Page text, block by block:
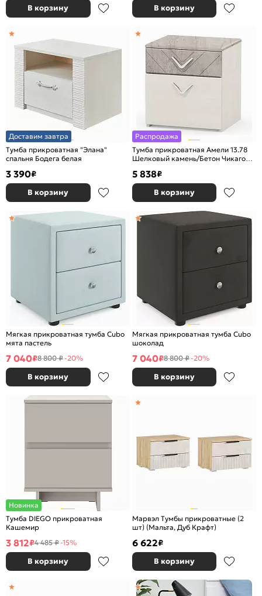
В корзину В корзину
Доставим завтра
Тумба прикроватная "Элана"
спальня Бодега белая
3 390₽
В корзину
Распродажа
Тумба прикроватная Амели 13.78
Шелковый камень/Бетон Чикаго
5 838₽
В корзину
Мягкая прикроватная тумба Cubo
мята пастель
7 040₽8 800 ₽-20%
В корзину
Мягкая прикроватная тумба Cubo
шоколад
7 040₽8 800 ₽-20%
В корзину
Новинка
Тумба DIEGO прикроватная
Кашемир
3 812₽4 485 ₽-15%
В корзину
Марвэл Тумбы прикроватные (2
шт) (Мальта, Дуб Крафт)
6 622₽
В корзину